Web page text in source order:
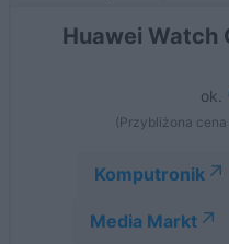
Huawei Watch
ok.
(Przybliżona
Komputronik
Media Markt